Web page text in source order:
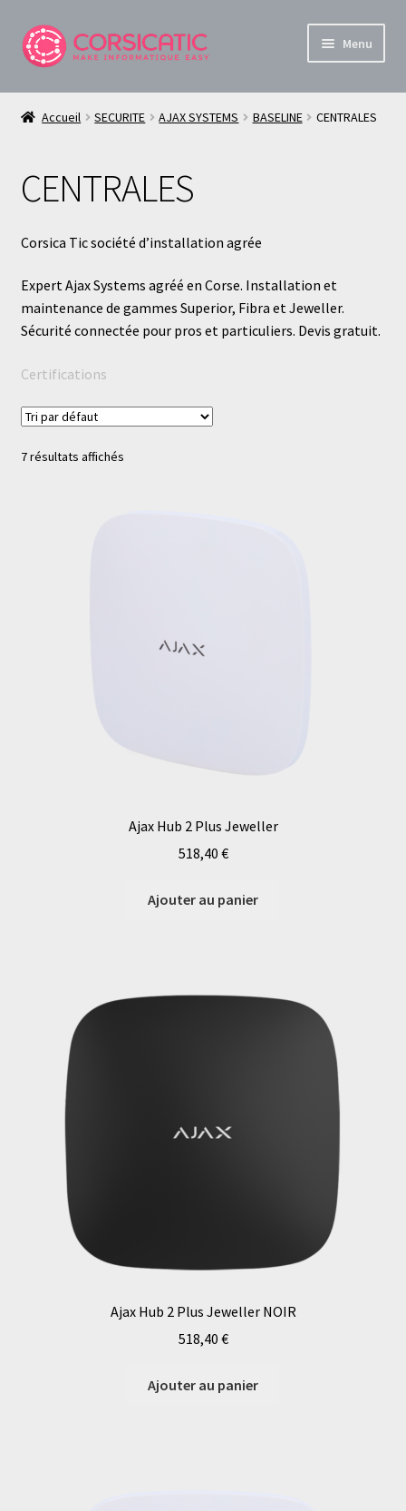
Aller
à
Aller
au
Menu
Boutique Informatique et Sécurité en Corse
Mon compte
Panier
Live
Accueil SECURITE AJAX SYSTEMS BASELINE CENTRALES
CENTRALES
Corsica Tic société d’installation agrée
Expert Ajax Systems agréé en Corse. Installation et
maintenance de gammes Superior, Fibra et Jeweller.
Sécurité connectée pour pros et particuliers. Devis gratuit.
Certifications
7 résultats affichés
Ajax Hub 2 Plus Jeweller
518,40 €
Ajouter au panier
Ajax Hub 2 Plus Jeweller NOIR
518,40 €
Ajouter au panier